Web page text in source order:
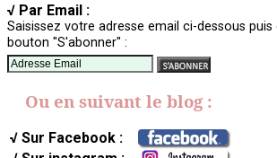
√ Par Email :
Saisissez votre adresse email ci-dessous puis
bouton "S'abonner" :
Ou en suivant le blog :
√ Sur Facebook :